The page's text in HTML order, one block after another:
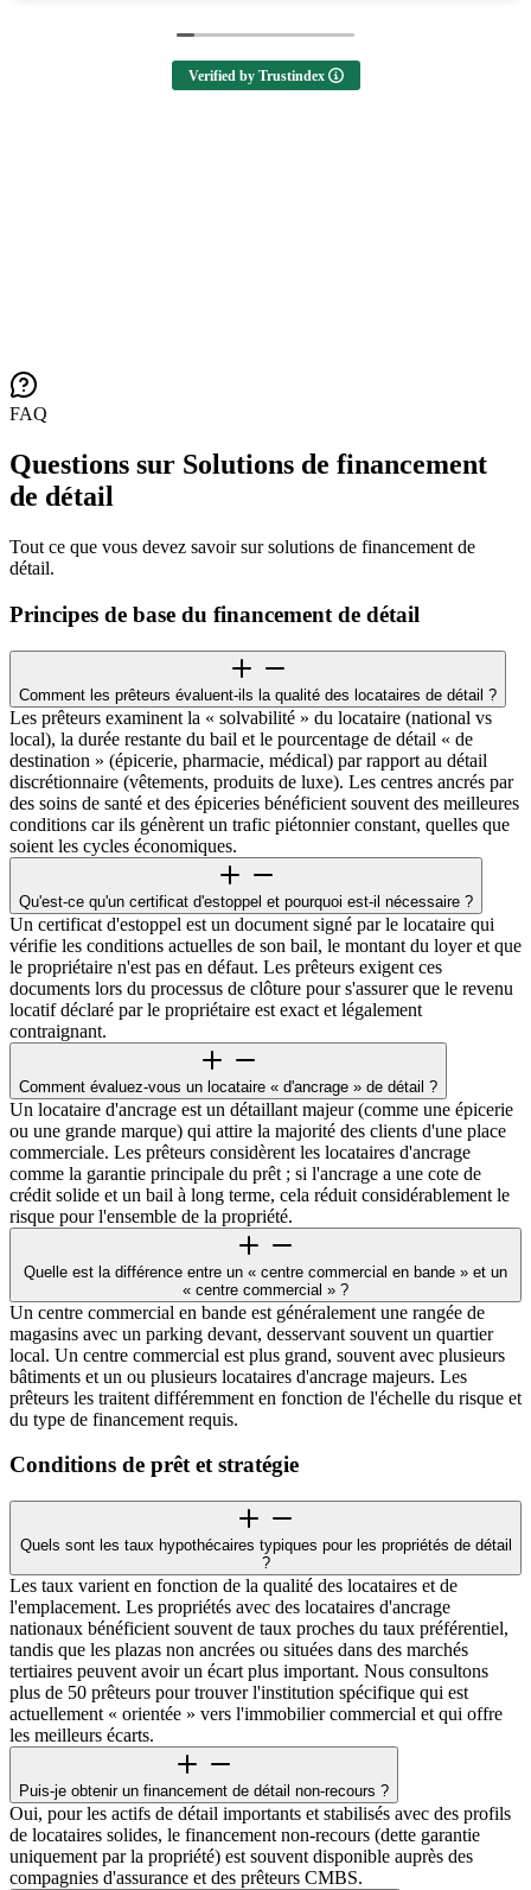
Verified by Trustindex
FAQ
Questions sur Solutions de financement
de détail
Tout ce que vous devez savoir sur solutions de financement de
détail.
Principes de base du financement de détail
Comment les prêteurs évaluent-ils la qualité des locataires de détail ?
Les prêteurs examinent la « solvabilité » du locataire (national vs
local), la durée restante du bail et le pourcentage de détail « de
destination » (épicerie, pharmacie, médical) par rapport au détail
discrétionnaire (vêtements, produits de luxe). Les centres ancrés par
des soins de santé et des épiceries bénéficient souvent des meilleures
conditions car ils génèrent un trafic piétonnier constant, quelles que
soient les cycles économiques.
Qu'est-ce qu'un certificat d'estoppel et pourquoi est-il nécessaire ?
Un certificat d'estoppel est un document signé par le locataire qui
vérifie les conditions actuelles de son bail, le montant du loyer et que
le propriétaire n'est pas en défaut. Les prêteurs exigent ces
documents lors du processus de clôture pour s'assurer que le revenu
locatif déclaré par le propriétaire est exact et légalement
contraignant.
Comment évaluez-vous un locataire « d'ancrage » de détail ?
Un locataire d'ancrage est un détaillant majeur (comme une épicerie
ou une grande marque) qui attire la majorité des clients d'une place
commerciale. Les prêteurs considèrent les locataires d'ancrage
comme la garantie principale du prêt ; si l'ancrage a une cote de
crédit solide et un bail à long terme, cela réduit considérablement le
risque pour l'ensemble de la propriété.
Quelle est la différence entre un « centre commercial en bande » et un
« centre commercial » ?
Un centre commercial en bande est généralement une rangée de
magasins avec un parking devant, desservant souvent un quartier
local. Un centre commercial est plus grand, souvent avec plusieurs
bâtiments et un ou plusieurs locataires d'ancrage majeurs. Les
prêteurs les traitent différemment en fonction de l'échelle du risque et
du type de financement requis.
Conditions de prêt et stratégie
Quels sont les taux hypothécaires typiques pour les propriétés de détail
?
Les taux varient en fonction de la qualité des locataires et de
l'emplacement. Les propriétés avec des locataires d'ancrage
nationaux bénéficient souvent de taux proches du taux préférentiel,
tandis que les plazas non ancrées ou situées dans des marchés
tertiaires peuvent avoir un écart plus important. Nous consultons
plus de 50 prêteurs pour trouver l'institution spécifique qui est
actuellement « orientée » vers l'immobilier commercial et qui offre
les meilleurs écarts.
Puis-je obtenir un financement de détail non-recours ?
Oui, pour les actifs de détail importants et stabilisés avec des profils
de locataires solides, le financement non-recours (dette garantie
uniquement par la propriété) est souvent disponible auprès des
compagnies d'assurance et des prêteurs CMBS.